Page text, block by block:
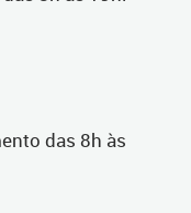
das 8h às